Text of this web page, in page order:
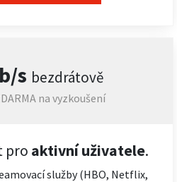
s bezdrátově
na vyzkoušení
pro aktivní uživatele.
služby (HBO, Netflix,